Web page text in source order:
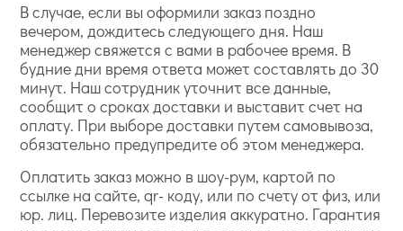
В случае, если вы оформили заказ поздно
вечером, дождитесь следующего дня. Наш
менеджер свяжется с вами в рабочее время. В
будние дни время ответа может составлять до 30
минут. Наш сотрудник уточнит все данные,
сообщит о сроках доставки и выставит счет на
оплату. При выборе доставки путем самовывоза,
обязательно предупредите об этом менеджера.
Оплатить заказ можно в шоу-рум, картой по
ссылке на сайте, qr- коду, или по счету от физ, или
юр. лиц. Перевозите изделия аккуратно. Гарантия